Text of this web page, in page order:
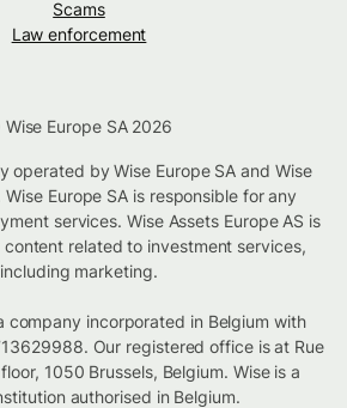
Scams
Law enforcement
Europe SA 2026
operated by Wise Europe SA and Wise
Wise Europe SA is responsible for any
services. Wise Assets Europe AS is
related to investment services,
including marketing.
company incorporated in Belgium with
Our registered office is at Rue
1050 Brussels, Belgium. Wise is a
authorised in Belgium.